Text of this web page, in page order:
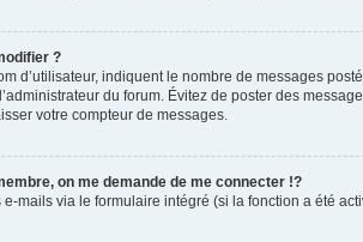
?
d’utilisateur, indiquent le nombre de messages
du forum. Évitez de poster des
votre compteur de messages.
on me demande de me connecter !?
mails via le formulaire intégré (si la fonction a été